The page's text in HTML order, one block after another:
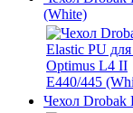
(White)
Чехол Drobak